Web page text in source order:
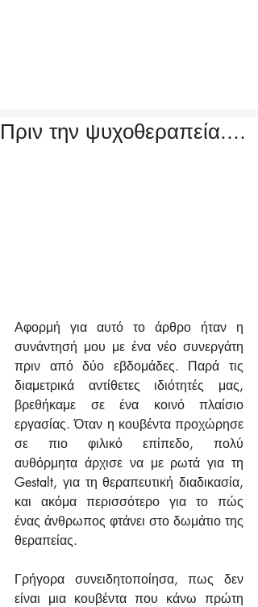
Πριν την ψυχοθεραπεία....
Αφορμή για αυτό το άρθρο ήταν η
συνάντησή μου με ένα νέο συνεργάτη
πριν από δύο εβδομάδες. Παρά τις
διαμετρικά αντίθετες ιδιότητές μας,
βρεθήκαμε σε ένα κοινό πλαίσιο
εργασίας. Όταν η κουβέντα προχώρησε
σε πιο φιλικό επίπεδο, πολύ
αυθόρμητα άρχισε να με ρωτά για τη
Gestalt, για τη θεραπευτική διαδικασία,
και ακόμα περισσότερο για το πώς
ένας άνθρωπος φτάνει στο δωμάτιο της
θεραπείας.
Γρήγορα συνειδητοποίησα, πως δεν
είναι μια κουβέντα που κάνω πρώτη